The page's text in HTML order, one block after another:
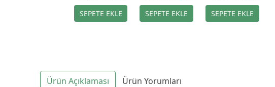
Ürün Açıklaması Ürün Yorumları